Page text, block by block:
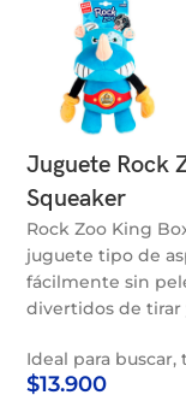
Juguete Rock
Squeaker
Rock Zoo King
juguete tipo de
fácilmente sin
divertidos de tirar
Ideal para buscar,
$13.900